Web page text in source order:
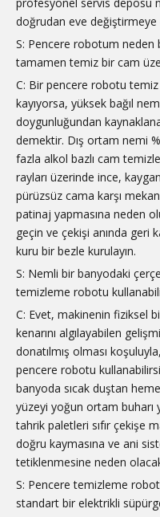
doğrudan eve değiştirmeye
S: Pencere robotum neden
tamamen temiz bir cam
C: Bir pencere robotu
kayıyorsa, yüksek bağıl
doygunluğundan
demektir. Dış ortam nemi
fazla alkol bazlı cam
rayları üzerinde ince,
pürüzsüz cama karşı
patinaj yapmasına neden
geçin ve çekişi anında geri
kuru bir bezle kurulayın.
S: Nemli bir banyodaki
temizleme robotu
C: Evet, makinenin fiziksel
kenarını algılayabilen
donatılmış olması
pencere robotu
banyoda sıcak duştan
yüzeyi yoğun ortam buharı
tahrik paletleri sıfır çekişe
doğru kaymasına ve ani
tetiklenmesine neden
S: Pencere temizleme
standart bir elektrikli